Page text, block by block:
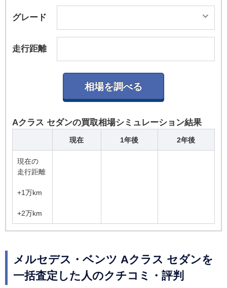
グレード
走行距離
Aクラス セダンの買取相場シミュレーション結果
現在 1年後 2年後
現在の
走行距離
+1万km
+2万km
メルセデス・ベンツ Aクラス セダンを
一括査定した人のクチコミ・評判